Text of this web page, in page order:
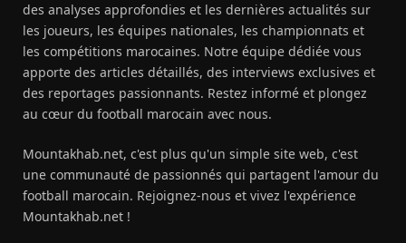
des analyses approfondies et les dernières actualités sur
les joueurs, les équipes nationales, les championnats et
les compétitions marocaines. Notre équipe dédiée vous
apporte des articles détaillés, des interviews exclusives et
des reportages passionnants. Restez informé et plongez
au cœur du football marocain avec nous.
Mountakhab.net, c'est plus qu'un simple site web, c'est
une communauté de passionnés qui partagent l'amour du
football marocain. Rejoignez-nous et vivez l'expérience
Mountakhab.net !